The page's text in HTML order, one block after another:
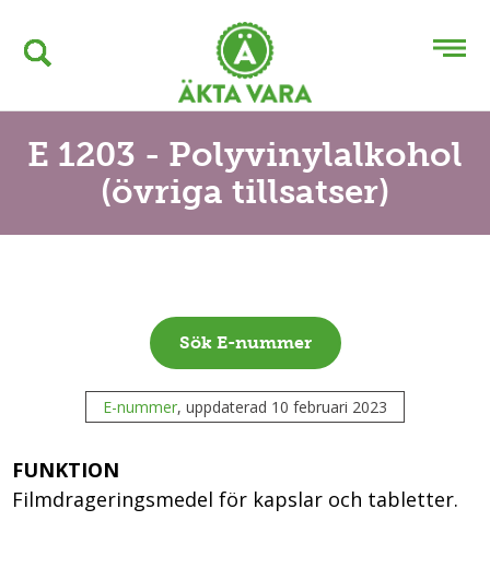
E 1203 - Polyvinylalkohol
(övriga tillsatser)
Sök E-nummer
E-nummer, uppdaterad 10 februari 2023
FUNKTION
Filmdrageringsmedel för kapslar och tabletter.